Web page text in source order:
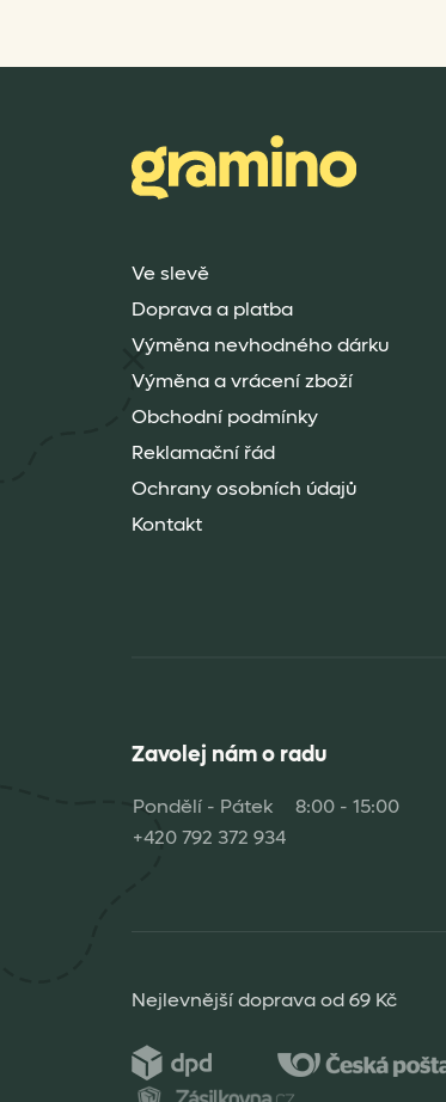
Ve slevě
Doprava a platba
Výměna nevhodného dárku
Výměna a vrácení zboží
Obchodní podmínky
Reklamační řád
Ochrany osobních údajů
Kontakt
Zavolej nám o radu
Pondělí - Pátek
8:00 - 15:00
+420 792 372 934
Nejlevnější doprava od 69 Kč